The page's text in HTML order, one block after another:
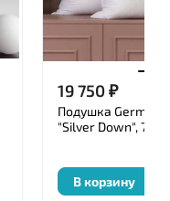
19 750₽
Подушка German
"Silver Down",
В корзину